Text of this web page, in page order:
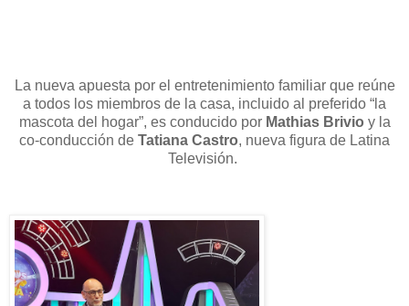
La nueva apuesta por el entretenimiento familiar que reúne
a todos los miembros de la casa, incluido al preferido “la
mascota del hogar”, es conducido por Mathias Brivio y la
co-conducción de Tatiana Castro, nueva figura de Latina
Televisión.